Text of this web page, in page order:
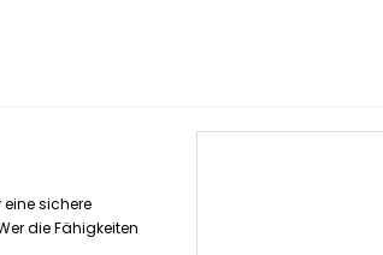
sichere
die Fähigkeiten